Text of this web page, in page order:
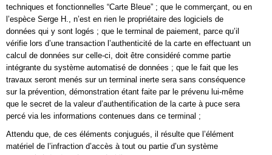
techniques et fonctionnelles “Carte Bleue” ; que le commerçant, ou en
l’espèce Serge H., n’est en rien le propriétaire des logiciels de
données qui y sont logés ; que le terminal de paiement, parce qu’il
vérifie lors d’une transaction l’authenticité de la carte en effectuant un
calcul de données sur celle-ci, doit être considéré comme partie
intégrante du système automatisé de données ; que le fait que les
travaux seront menés sur un terminal inerte sera sans conséquence
sur la prévention, démonstration étant faite par le prévenu lui-même
que le secret de la valeur d’authentification de la carte à puce sera
percé via les informations contenues dans ce terminal ;
Attendu que, de ces éléments conjugués, il résulte que l’élément
matériel de l’infraction d’accès à tout ou partie d’un système